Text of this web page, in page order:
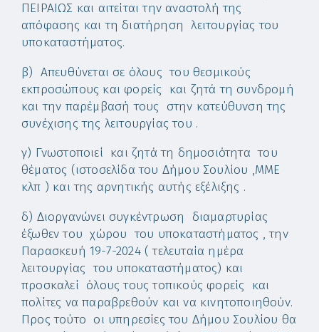
ΠΕΙΡΑΙΩΣ και αιτείται την αναστολή της
απόφασης και τη διατήρηση λειτουργίας του
υποκαταστήματος.
β) Απευθύνεται σε όλους του θεσμικούς
εκπροσώπους και φορείς και ζητά τη συνδρομή
και την παρέμβασή τους στην κατεύθυνση της
συνέχισης της λειτουργίας του .
γ) Γνωστοποιεί και ζητά τη δημοσιότητα του
θέματος (ιστοσελίδα του Δήμου Σουλίου ,ΜΜΕ
κλπ ) και της αρνητικής αυτής εξέλιξης .
δ) Διοργανώνει συγκέντρωση διαμαρτυρίας
έξωθεν του χώρου του υποκαταστήματος , την
Παρασκευή 19-7-2024 ( τελευταία ημέρα
λειτουργίας του υποκαταστήματος) και
προσκαλεί όλους τους τοπικούς φορείς και
πολίτες να παραβρεθούν και να κινητοποιηθούν.
Προς τούτο οι υπηρεσίες του Δήμου Σουλίου θα